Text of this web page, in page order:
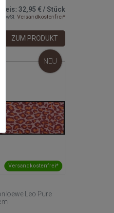
32,95 €/Stück
Versandkostenfrei*
ZUM PRODUKT
Versandkostenfrei*
NEU
Leo Pure